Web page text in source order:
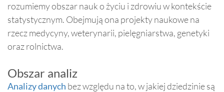
rozumiemy obszar nauk o życiu i zdrowiu w kontekście
statystycznym. Obejmują ona projekty naukowe na
rzecz medycyny, weterynarii, pielęgniarstwa, genetyki
oraz rolnictwa.
Obszar analiz
Analizy danych bez względu na to, w jakiej dziedzinie są